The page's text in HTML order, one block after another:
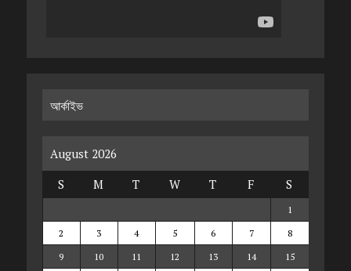
আর্কাইভ
August 2026
S
M T W T F S
1
2
3 4 5 6 7
8
9
10 11 12 13 14
15